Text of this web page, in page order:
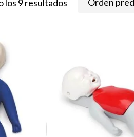
los 9 resultados